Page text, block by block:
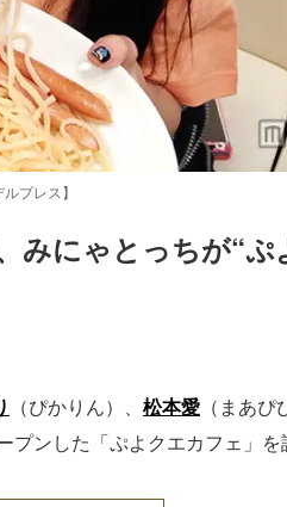
プレス】
みにゃとっちが“ぷ
（ぴかりん）、 松本愛 （まあ
ンした「ぷよクエカフェ」を